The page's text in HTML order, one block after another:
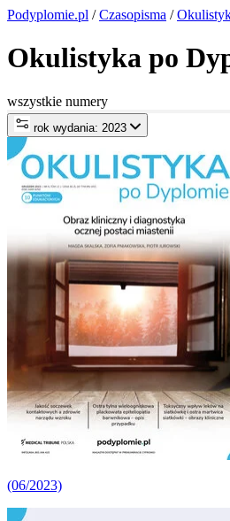
Podyplomie.pl /Czasopisma /
Okulistyka po
wszystkie numery
rok wydania: 2023
(06/2023)